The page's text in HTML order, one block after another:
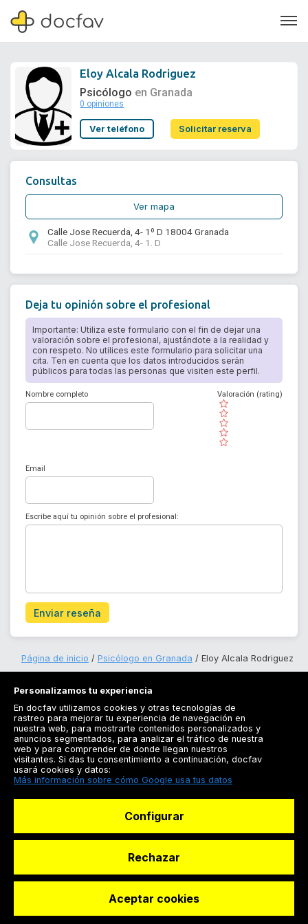
Soporte
Eloy Alcala Rodriguez
Psicólogo en Granada
0 opiniones
Ver teléfono Solicitar reserva
Solicitar reserva
Consultas
Ver mapa
Calle Jose Recuerda, 4- 1º D 18004 Granada
Calle Jose Recuerda, 4- 1. D
Deja tu opinión sobre el profesional
Importante: Utiliza este formulario con el fin de dejar una
valoración sobre el profesional, ajustándote a la realidad y
con respeto. No utilices este formulario para solicitar una
cita. Ten en cuenta que los datos introducidos serán
públicos para todas las personas que visiten este perfil.
Nombre completo
( )
( )
( )
( )
( )
Valoración (rating)
Email
Escribe aquí tu opinión sobre el profesional:
Enviar reseña
Página de inicio Psicólogo en Granada Eloy Alcala Rodriguez
Registrarse
Docfav
© Dashboard Technologies S.L
Personalizamos tu experiencia
En docfav utilizamos cookies y otras tecnologías de
rastreo para mejorar tu experiencia de navegación en
nuestra web, para mostrarte contenidos personalizados y
anuncios segmentados, para analizar el tráfico de nuestra
web y para comprender de donde llegan nuestros
visitantes. Si das tu consentimiento a continuación, docfav
usará cookies y datos:
Más información sobre cómo Google usa tus datos
Configurar
Rechazar
Aceptar cookies